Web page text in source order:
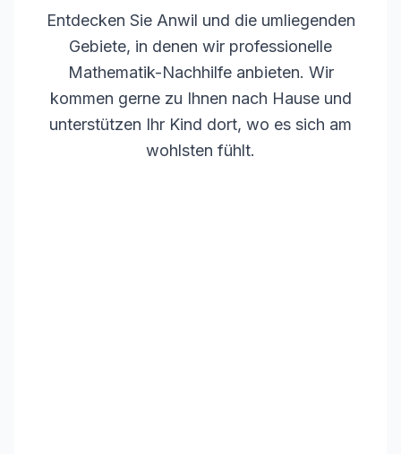
Entdecken Sie Anwil und die umliegenden
Gebiete, in denen wir professionelle
Mathematik-Nachhilfe anbieten. Wir
kommen gerne zu Ihnen nach Hause und
unterstützen Ihr Kind dort, wo es sich am
wohlsten fühlt.